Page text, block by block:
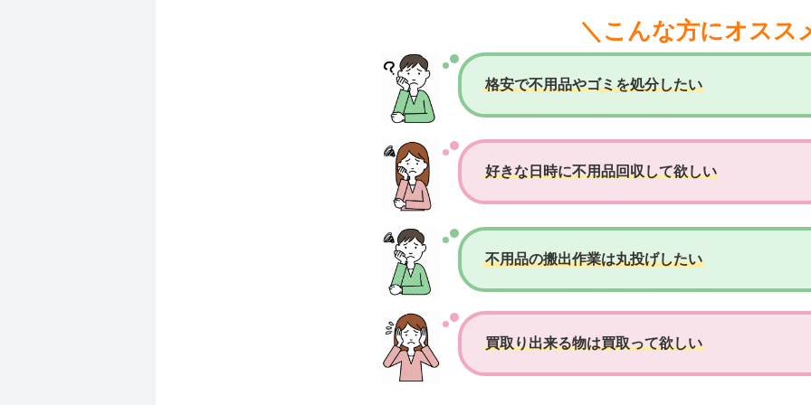
＼こんな方にオスス
格安で不用品やゴミを処分したい
好きな日時に不用品回収して欲しい
不用品の搬出作業は丸投げしたい
買取り出来る物は買取って欲しい